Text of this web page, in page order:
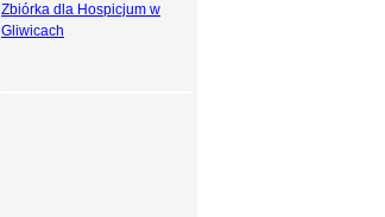
Zbiórka dla Hospicjum w
Gliwicach